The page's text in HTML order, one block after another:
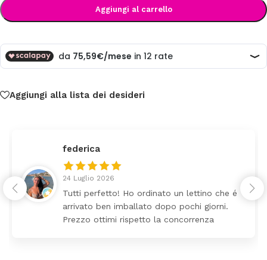
Aggiungi al carrello
Aggiungi alla lista dei desideri
federica
24 Luglio 2026
Tutti perfetto! Ho ordinato un lettino che é
arrivato ben imballato dopo pochi giorni.
Prezzo ottimi rispetto la concorrenza